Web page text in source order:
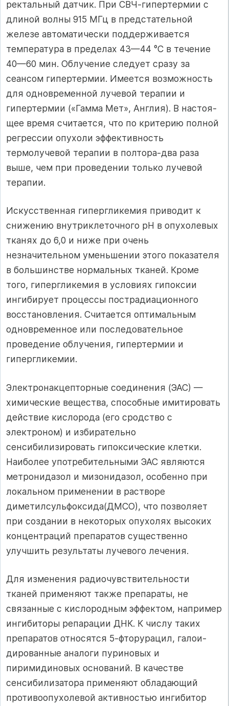
ректальный датчик. При СВЧ-гипертермии с
длиной волны 915 МГц в предстательной
железе автоматически поддержи­вается
температура в пределах 43—44 °С в течение
40—60 мин. Облучение следует сразу за
сеансом гипертермии. Имеется возможность
для одновре­менной лучевой терапии и
гипертермии («Гамма Мет», Англия). В настоя­
щее время считается, что по критерию полной
регрессии опухоли эффектив­ность
термолучевой терапии в полтора-два раза
выше, чем при проведении только лучевой
терапии.
Искусственная гипергликемия приводит к
снижению внутриклеточного рН в опухолевых
тканях до 6,0 и ниже при очень
незначительном уменьше­нии этого показателя
в большинстве нормальных тканей. Кроме
того, ги­пергликемия в условиях гипоксии
ингибирует процессы пострадиационного
восстановления. Считается оптимальным
одновременное или последова­тельное
проведение облучения, гипертермии и
гипергликемии.
Электронакцепторные соединения (ЭАС) —
химические вещества, способ­ные имитировать
действие кислорода (его сродство с
электроном) и избира­тельно
сенсибилизировать гипоксические клетки.
Наиболее употребитель­ными ЭАС являются
метронидазол и мизонидазол, особенно при
локальном применении в растворе
диметилсульфоксида(ДМСО), что позволяет
при со­здании в некоторых опухолях высоких
концентраций препаратов сущест­венно
улучшить результаты лучевого лечения.
Для изменения радиочувствительности
тканей применяют также пре­параты, не
связанные с кислородным эффектом, например
ингибиторы ре­парации ДНК. К числу таких
препаратов относятся 5-фторурацил, галои-
дированные аналоги пуриновых и
пиримидиновых оснований. В качестве
сенсибилизатора применяют обладающий
противоопухолевой активностью ингибитор